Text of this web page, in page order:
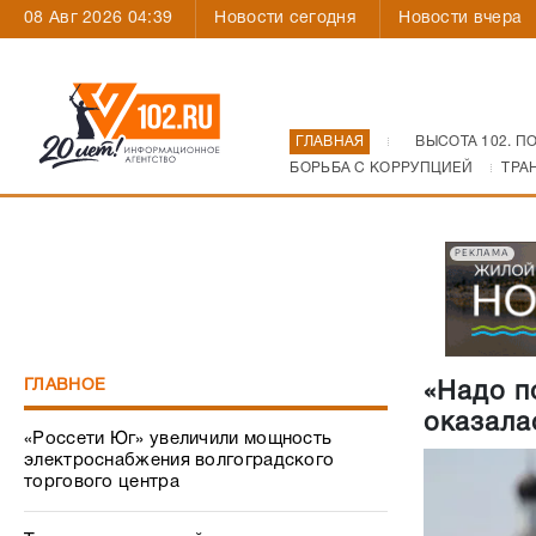
08 Авг 2026 04:39 Новости сегодня Новости вчера
ГЛАВНАЯ
ВЫСОТА 102.
БОРЬБА С КОРРУПЦИЕЙ
РЕКЛАМА
ГЛАВНОЕ
«Россети Юг» увеличили мощность
электроснабжения волгоградского
торгового центра
«Надо